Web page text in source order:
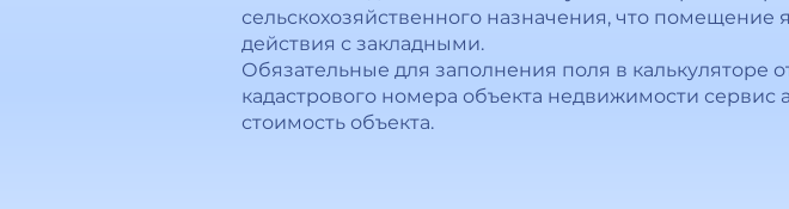
сельскохозяйственного назначения, что
действия с закладными.
Обязательные для заполнения поля в калькуляторе
кадастрового номера объекта недвижимости
стоимость объекта.